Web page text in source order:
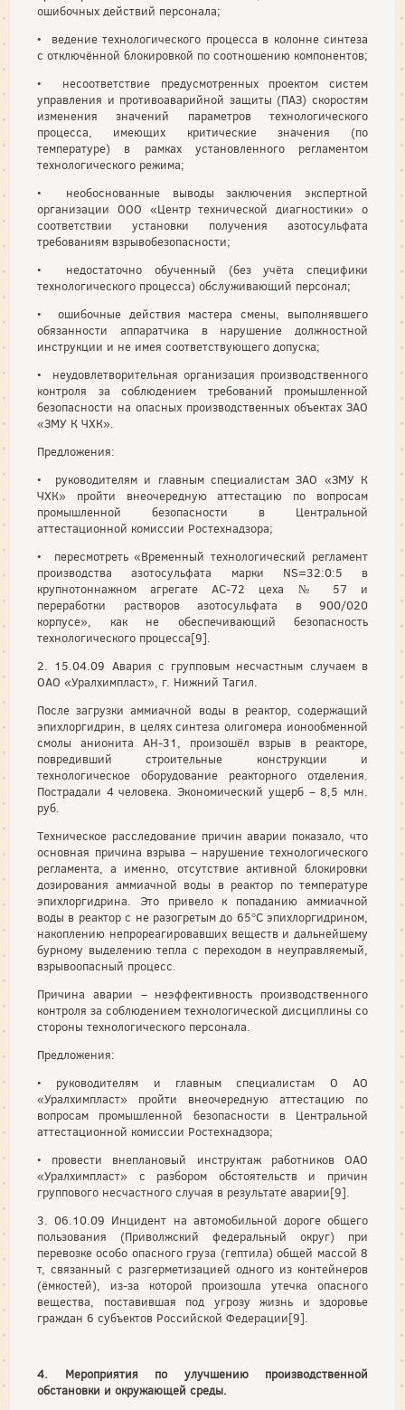
ошибочных действий персонала;
• ведение технологического процесса в колонне синтеза
с отключённой блокировкой по соотношению компонентов;
• несоответствие предусмотренных проектом систем
управления и противоаварийной защиты (ПАЗ) скоростям
изменения значений параметров технологического
процесса, имеющих критические значения (по
температуре) в рамках установленного регламентом
технологического режима;
• необоснованные выводы заключения экспертной
организации ООО «Центр технической диагностики» о
соответствии установки получения азотосульфата
требованиям взрывобезопасности;
• недостаточно обученный (без учёта специфики
технологического процесса) обслуживающий персонал;
• ошибочные действия мастера смены, выполнявшего
обязанности аппаратчика в нарушение должностной
инструкции и не имея соответствующего допуска;
• неудовлетворительная организация производственного
контроля за соблюдением требований промышленной
безопасности на опасных производственных объектах ЗАО
«ЗМУ К ЧХК».
Предложения:
• руководителям и главным специалистам ЗАО «ЗМУ К
ЧХК» пройти внеочередную аттестацию по вопросам
промышленной безопасности в Центральной
аттестационной комиссии Ростехнадзора;
• пересмотреть «Временный технологический регламент
производства азотосульфата марки NS=32:0:5 в
крупнотоннажном агрегате АС-72 цеха № 57 и
переработки растворов азотосульфата в 900/020
корпусе», как не обеспечивающий безопасность
технологического процесса[9].
2. 15.04.09 Авария с групповым несчастным случаем в
ОАО «Уралхимпласт», г. Нижний Тагил.
После загрузки аммиачной воды в реактор, содержащий
эпихлоргидрин, в целях синтеза олигомера ионообменной
смолы анионита АН-31, произошёл взрыв в реакторе,
повредивший строительные конструкции и
технологическое оборудование реакторного отделения.
Пострадали 4 человека. Экономический ущерб – 8,5 млн.
руб.
Техническое расследование причин аварии показало, что
основная причина взрыва – нарушение технологического
регламента, а именно, отсутствие активной блокировки
дозирования аммиачной воды в реактор по температуре
эпихлоргидрина. Это привело к попаданию аммиачной
воды в реактор с не разогретым до 65°С эпихлоргидрином,
накоплению непрореагировавших веществ и дальнейшему
бурному выделению тепла с переходом в неуправляемый,
взрывоопасный процесс.
Причина аварии – неэффективность производственного
контроля за соблюдением технологической дисциплины со
стороны технологического персонала.
Предложения:
• руководителям и главным специалистам О АО
«Уралхимпласт» пройти внеочередную аттестацию по
вопросам промышленной безопасности в Центральной
аттестационной комиссии Ростехнадзора;
• провести внеплановый инструктаж работников ОАО
«Уралхимпласт» с разбором обстоятельств и причин
группового несчастного случая в результате аварии[9].
3. 06.10.09 Инцидент на автомобильной дороге общего
пользования (Приволжский федеральный округ) при
перевозке особо опасного груза (гептила) общей массой 8
т, связанный с разгерметизацией одного из контейнеров
(ёмкостей), из-за которой произошла утечка опасного
вещества, поставившая под угрозу жизнь и здоровье
граждан 6 субъектов Российской Федерации[9].
4. Мероприятия по улучшению производственной
обстановки и окружающей среды.